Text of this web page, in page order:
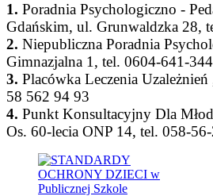
1. Poradnia Psychologiczno -
Gdańskim, ul. Grunwaldzka 28,
2. Niepubliczna Poradnia
Gimnazjalna 1, tel. 0604-641-344
3. Placówka Leczenia
58 562 94 93
4. Punkt Konsultacyjny Dla
Os. 60-lecia ONP 14, tel. 058-